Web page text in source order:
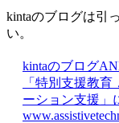
kintaのブログは引
い。
kintaのブログ
「特別支援教
ーション支援」